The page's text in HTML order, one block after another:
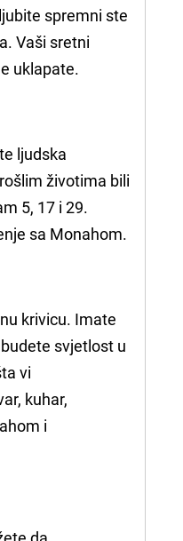
spremni ste
Vaši sretni
uklapate.
ljudska
životima bili
5, 17 i 29.
sa Monahom.
krivicu. Imate
svjetlost u
vi
kuhar,
i